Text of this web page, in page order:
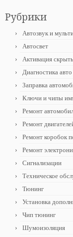
Рубрики
Автозвук и
Автосвет
Активация
Диагностика
Заправка
Ключи и чипы
Ремонт
Ремонт
Ремонт коробок
Ремонт
Сигнализации
Техническое
Тюнинг
Установка
Чип тюнинг
Шумоизоляция